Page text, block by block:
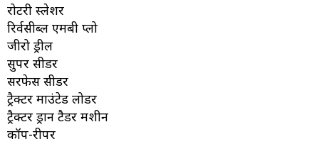
रोटरी स्लेशर
रिर्वसीब्ल एमबी प्लो
जीरो ड्रील
सुपर सीडर
सरफेस सीडर
ट्रैक्टर माउंटेड लोडर
ट्रैक्टर ड्रान टैडर मशीन
कॉप-रीपर